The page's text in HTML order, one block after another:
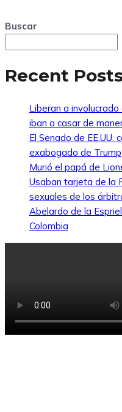
Buscar
Recent
Liberan a
iban a casar de
El Senado de EE.UU.
exabogado de
Murió el papá de
Usaban tarjeta de la
sexuales de los
Abelardo de la
Colombia